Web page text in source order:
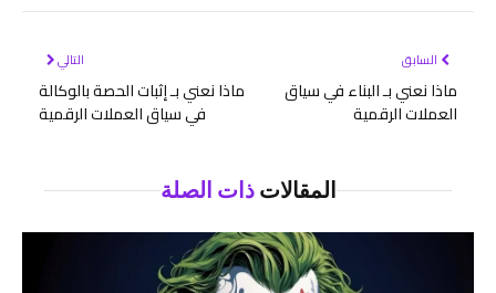
السابق
ماذا نعني بـ البناء في سياق
العملات الرقمية
التالي
ماذا نعني بـ إثبات الحصة بالوكالة
في سياق العملات الرقمية
المقالاتذات الصلة